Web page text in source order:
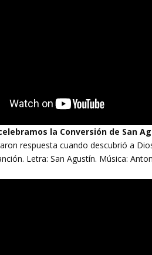
la Conversión de San
respuesta cuando descubrió a
Letra: San Agustín. Música: